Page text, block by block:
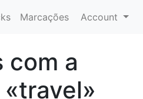
Marcações Account
com a